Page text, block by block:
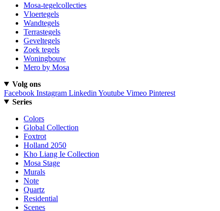
Mosa-tegelcollecties
Vloertegels
Wandtegels
Terrastegels
Geveltegels
Zoek tegels
Woningbouw
Mero by Mosa
Volg ons
Facebook Instagram Linkedin Youtube Vimeo Pinterest
Series
Colors
Global Collection
Foxtrot
Holland 2050
Kho Liang Ie Collection
Mosa Stage
Murals
Note
Quartz
Residential
Scenes